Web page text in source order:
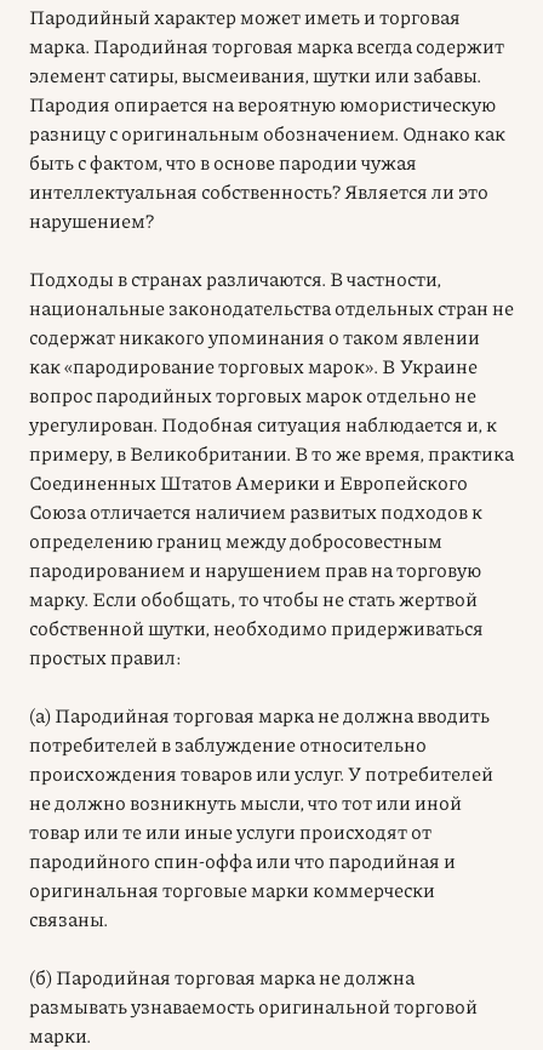
Пародийный характер может иметь и торговая
марка. Пародийная торговая марка всегда содержит
элемент сатиры, высмеивания, шутки или забавы.
Пародия опирается на вероятную юмористическую
разницу с оригинальным обозначением. Однако как
быть с фактом, что в основе пародии чужая
интеллектуальная собственность? Является ли это
нарушением?
Подходы в странах различаются. В частности,
национальные законодательства отдельных стран не
содержат никакого упоминания о таком явлении
как «пародирование торговых марок». В Украине
вопрос пародийных торговых марок отдельно не
урегулирован. Подобная ситуация наблюдается и, к
примеру, в Великобритании. В то же время, практика
Соединенных Штатов Америки и Европейского
Союза отличается наличием развитых подходов к
определению границ между добросовестным
пародированием и нарушением прав на торговую
марку. Если обобщать, то чтобы не стать жертвой
собственной шутки, необходимо придерживаться
простых правил:
(а) Пародийная торговая марка не должна вводить
потребителей в заблуждение относительно
происхождения товаров или услуг. У потребителей
не должно возникнуть мысли, что тот или иной
товар или те или иные услуги происходят от
пародийного спин-оффа или что пародийная и
оригинальная торговые марки коммерчески
связаны.
(б) Пародийная торговая марка не должна
размывать узнаваемость оригинальной торговой
марки.